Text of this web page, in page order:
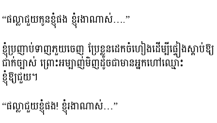
“ផល្លាជួយកូនខ្ញុំផង ខ្ញុំរងាណាស់….”
ខ្ញុំប្រញាប់ទាញភួយចេញ ប្រែខ្លួនដេកចំហៀងដើម្បីផ្ទៀងស្តាប់ឱ្យ
ជាក់ច្បាស់ ព្រោះអម្បាញ់មិញដូចជាមានអ្នកហៅឈ្មោះ
ខ្ញុំឱ្យជួយ។
“ផល្លាជួយខ្ញុំផង! ខ្ញុំរងាណាស់…”